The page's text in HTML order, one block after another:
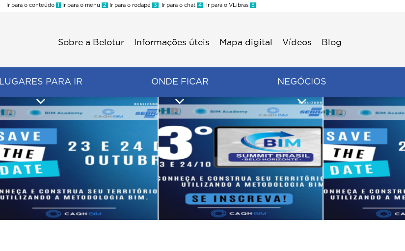
Ir para o conteúdo 1 Ir para o menu 2 Ir para o rodapé 3 Ir para o chat 4 Ir para o VLibras 5
Sobre a Belotur Informações úteis Mapa digital Vídeos Blog
LUGARES PARA IR ONDE FICAR NEGÓCIOS